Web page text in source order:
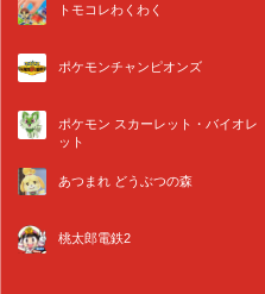
トモコレわくわく
ポケモンチャンピオンズ
ポケモン スカーレット・バイオレ
ット
あつまれ どうぶつの森
桃太郎電鉄2